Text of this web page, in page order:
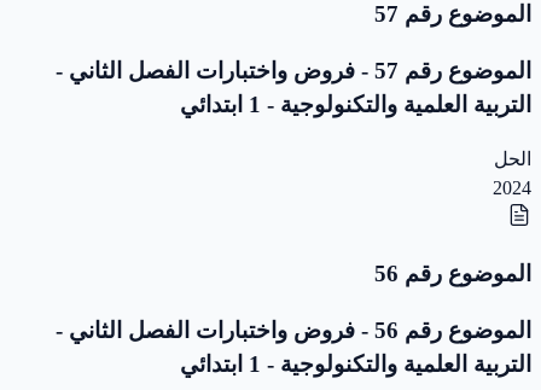
الموضوع رقم 57
الموضوع رقم 57 - فروض واختبارات الفصل الثاني -
التربية العلمية والتكنولوجية - 1 ابتدائي
الحل
2024
الموضوع رقم 56
الموضوع رقم 56 - فروض واختبارات الفصل الثاني -
التربية العلمية والتكنولوجية - 1 ابتدائي